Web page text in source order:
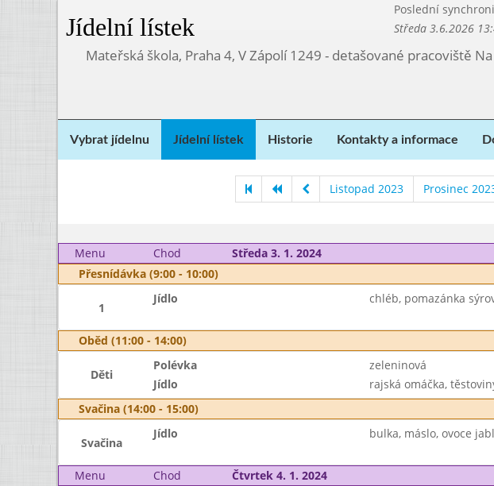
Jídelní lístek
Poslední
Středa 3.6.2026
Mateřská škola, Praha 4, V Zápolí 1249 - detašované pracoviště
Vybrat jídelnu Jídelní lístek Historie Kontakty a informace
Listopad 2023 Prosinec
Menu
Chod Středa 3. 1. 2024
Přesnídávka (9:00 - 10:00)
1
Jídlo chléb, pomazánka
Oběd (11:00 - 14:00)
Děti
Polévka zeleninová
Jídlo
rajská omáčka,
Svačina (14:00 - 15:00)
Svačina
Jídlo bulka, máslo, ovoce
Menu Chod Čtvrtek 4. 1. 2024